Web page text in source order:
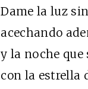
Dame la luz
acechando
y la noche que
con la estrella